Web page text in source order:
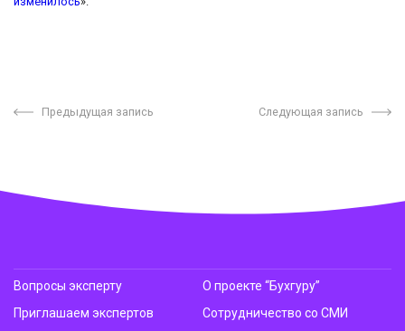
Предыдущая запись Следующая запись
Вопросы эксперту
Приглашаем экспертов
О проекте “Бухгуру”
Сотрудничество со СМИ